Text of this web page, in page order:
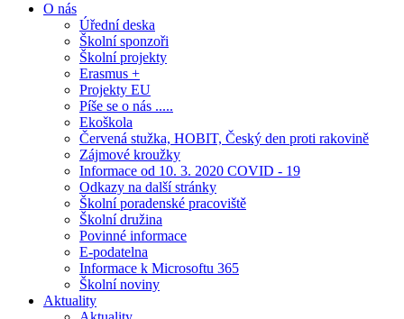
O nás
Úřední deska
Školní sponzoři
Školní projekty
Erasmus +
Projekty EU
Píše se o nás .....
Ekoškola
Červená stužka, HOBIT, Český den proti rakovině
Zájmové kroužky
Informace od 10. 3. 2020 COVID - 19
Odkazy na další stránky
Školní poradenské pracoviště
Školní družina
Povinné informace
E-podatelna
Informace k Microsoftu 365
Školní noviny
Aktuality